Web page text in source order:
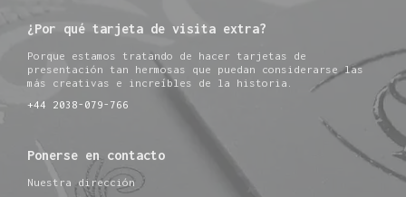
¿Por qué tarjeta de visita extra?
Porque estamos tratando de hacer tarjetas de
presentación tan hermosas que puedan considerarse las
más creativas e increíbles de la historia.
+44 2038-079-766
Ponerse en contacto
Nuestra dirección